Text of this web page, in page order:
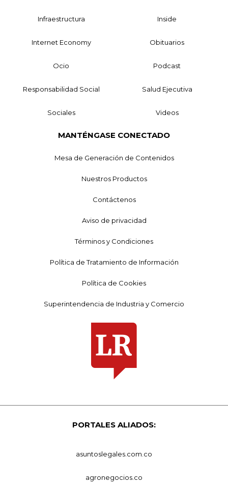
Infraestructura Inside
Internet Economy Obituarios
Ocio Podcast
Responsabilidad Social Salud Ejecutiva
Sociales Videos
MANTÉNGASE CONECTADO
Mesa de Generación de Contenidos
Nuestros Productos
Contáctenos
Aviso de privacidad
Términos y Condiciones
Política de Tratamiento de Información
Política de Cookies
Superintendencia de Industria y Comercio
PORTALES ALIADOS:
asuntoslegales.com.co
agronegocios.co